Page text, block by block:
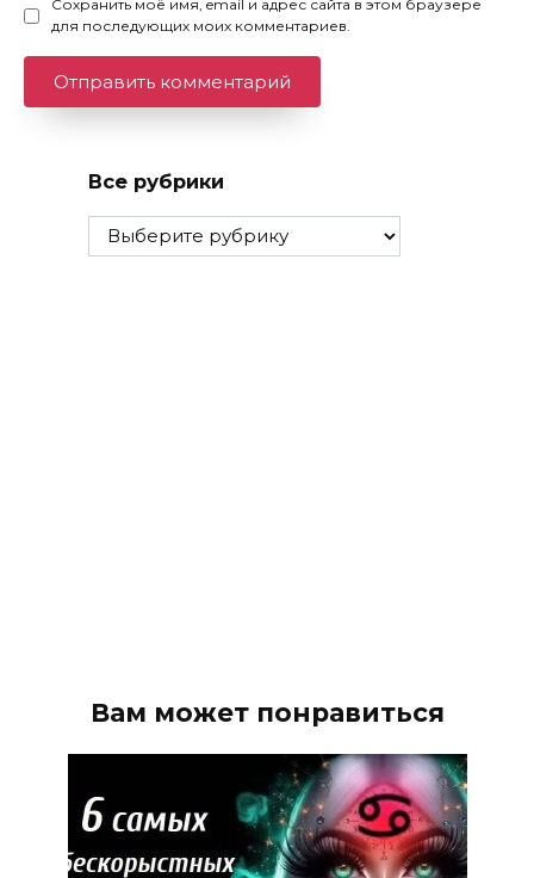
Сохранить моё имя, email и адрес сайта в этом браузере
для последующих моих комментариев.
Все рубрики
Все
рубрики
Вам может понравиться